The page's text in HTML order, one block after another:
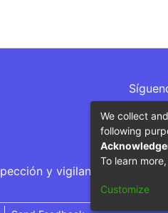
y vigilancia por parte
We collect
following
To learn
Customize